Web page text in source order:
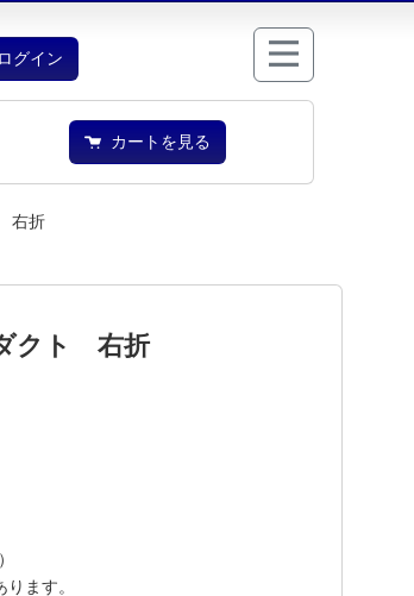
ログイン
カートを見る
右折
クト 右折
ます。